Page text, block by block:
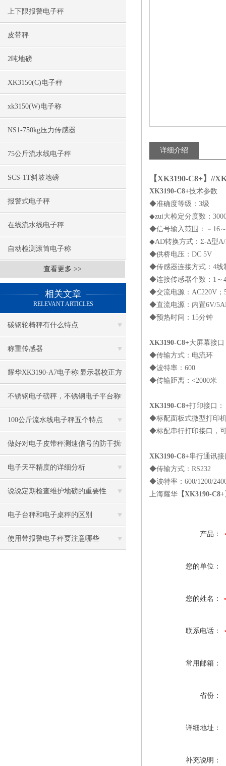
上下限报警电子秤
皮带秤
2吨地磅
XK3150(C)电子秤
xk3150(W)电子称
NS1-750kg压力传感器
75公斤流水线电子秤
SCS-1T斜坡地磅
报警式电子秤
在线流水线电子秤
自动检测滚筒电子称
查看更多 >>
相关文章
RELEVANT ARTICLES
碳钢轮椅秤有什么特点
称重传感器
耀华XK3190-A7电子称|显示器校正方
法
不锈钢电子磅秤，不锈钢电子平台称
100公斤流水线电子秤五个特点
做好对电子皮带秤测速信号的防干扰
工作
电子天平精度的详细分析
说说定期检查维护地磅的重要性
电子台秤和电子桌秤的区别
使用带报警电子秤要注意哪些
详细介绍
【XK3190-C8+】//
XK3190-C8+技术参数
◆准确度等级：3级
◆zui大检定分度数：
◆信号输入范围：－16
◆AD转换方式：Σ-Δ型
◆供桥电压：DC 5V
◆传感器连接方式：4线
◆连接传感器个数：1～
◆交流电源：AC220V；
◆直流电源：内置6V/
◆预热时间：15分钟
XK3190-C8+大屏幕接口
◆传输方式：电流环
◆波特率：600
◆传输距离：<2000米
XK3190-C8+打印接口：
◆标配面板式微型打印
◆标配串行打印接口，
XK3190-C8+串行通讯接
◆传输方式：RS232
◆波特率：600/1200/
上海耀华 【XK3190-
产品：
您的单位：
您的姓名：
联系电话：
常用邮箱：
省份：
详细地址：
补充说明：